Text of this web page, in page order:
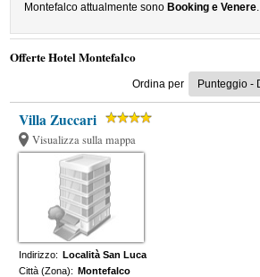
Montefalco attualmente sono Booking e Venere.
Offerte Hotel Montefalco
Ordina per
Villa Zuccari
Visualizza sulla mappa
Indirizzo: Località San Luca
Città (Zona): Montefalco